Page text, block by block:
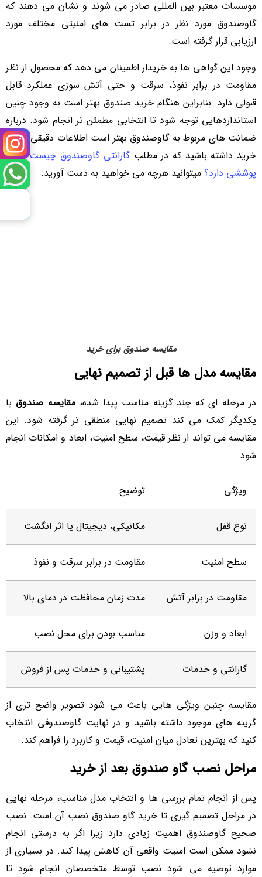
موسسات معتبر بین المللی صادر می شوند و نشان می دهند که
گاوصندوق مورد نظر در برابر تست های امنیتی مختلف مورد
ارزیابی قرار گرفته است.
وجود این گواهی ها به خریدار اطمینان می دهد که محصول از نظر
مقاومت در برابر نفوذ، سرقت و حتی آتش سوزی عملکرد قابل
قبولی دارد. بنابراین هنگام خرید صندوق بهتر است به وجود چنین
استانداردهایی توجه شود تا انتخابی مطمئن تر انجام شود. درباره
ضمانت های مربوط به گاوصندوق بهتر است اطلاعات دقیقی قبل از
خرید داشته باشید که در مطلبگارانتی گاوصندوق چیست و چه
پوششی دارد؟ میتوانید هرچه می خواهید به دست آورید.
مقایسه صندوق برای خرید
مقایسه مدل ها قبل از تصمیم نهایی
در مرحله ای که چند گزینه مناسب پیدا شده،مقایسه صندوق با
یکدیگر کمک می کند تصمیم نهایی منطقی تر گرفته شود. این
مقایسه می تواند از نظر قیمت، سطح امنیت، ابعاد و امکانات انجام
شود.
ویژگی توضیح
نوع قفل مکانیکی، دیجیتال یا اثر انگشت
سطح امنیت مقاومت در برابر سرقت و نفوذ
مقاومت در برابر آتش مدت زمان محافظت در دمای بالا
ابعاد و وزن مناسب بودن برای محل نصب
گارانتی و خدمات پشتیبانی و خدمات پس از فروش
مقایسه چنین ویژگی هایی باعث می شود تصویر واضح تری از
گزینه های موجود داشته باشید و در نهایت گاوصندوقی انتخاب
کنید که بهترین تعادل میان امنیت، قیمت و کاربرد را فراهم کند.
مراحل نصب گاو صندوق بعد از خرید
پس از انجام تمام بررسی ها و انتخاب مدل مناسب، مرحله نهایی
در مراحل تصمیم گیری تا خرید گاو صندوق نصب آن است. نصب
صحیح گاوصندوق اهمیت زیادی دارد زیرا اگر به درستی انجام
نشود ممکن است امنیت واقعی آن کاهش پیدا کند. در بسیاری از
موارد توصیه می شود نصب توسط متخصصان انجام شود تا